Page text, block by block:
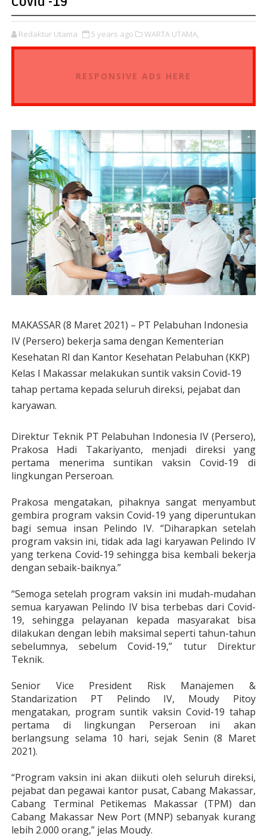
Redaktur Utama 5 years ago WARTA UTAMA,
RESPONSIVE ADS HERE
MAKASSAR (8 Maret 2021) – PT Pelabuhan Indonesia
IV (Persero) bekerja sama dengan Kementerian
Kesehatan RI dan Kantor Kesehatan Pelabuhan (KKP)
Kelas I Makassar melakukan suntik vaksin Covid-19
tahap pertama kepada seluruh direksi, pejabat dan
karyawan.
Direktur Teknik PT Pelabuhan Indonesia IV (Persero),
Prakosa Hadi Takariyanto, menjadi direksi yang
pertama menerima suntikan vaksin Covid-19 di
lingkungan Perseroan.
Prakosa mengatakan, pihaknya sangat menyambut
gembira program vaksin Covid-19 yang diperuntukan
bagi semua insan Pelindo IV. “Diharapkan setelah
program vaksin ini, tidak ada lagi karyawan Pelindo IV
yang terkena Covid-19 sehingga bisa kembali bekerja
dengan sebaik-baiknya.”
“Semoga setelah program vaksin ini mudah-mudahan
semua karyawan Pelindo IV bisa terbebas dari Covid-
19, sehingga pelayanan kepada masyarakat bisa
dilakukan dengan lebih maksimal seperti tahun-tahun
sebelumnya, sebelum Covid-19,” tutur Direktur
Teknik.
Senior Vice President Risk Manajemen &
Standarization PT Pelindo IV, Moudy Pitoy
mengatakan, program suntik vaksin Covid-19 tahap
pertama di lingkungan Perseroan ini akan
berlangsung selama 10 hari, sejak Senin (8 Maret
2021).
“Program vaksin ini akan diikuti oleh seluruh direksi,
pejabat dan pegawai kantor pusat, Cabang Makassar,
Cabang Terminal Petikemas Makassar (TPM) dan
Cabang Makassar New Port (MNP) sebanyak kurang
lebih 2.000 orang,” jelas Moudy.